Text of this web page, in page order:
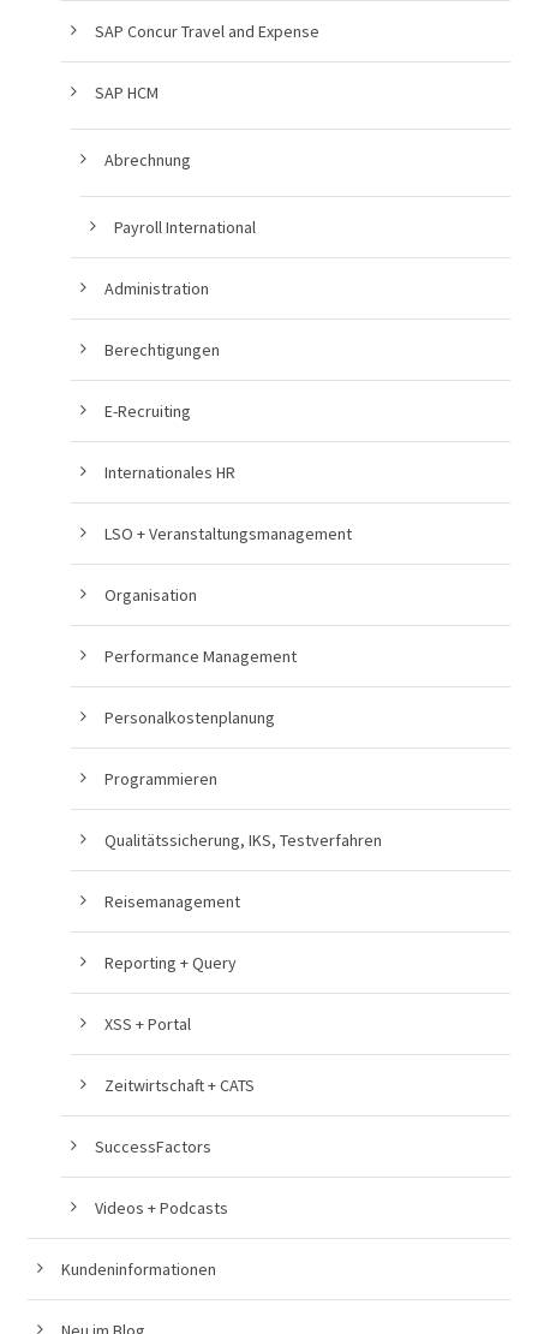
SAP Concur Travel and Expense
SAP HCM
Abrechnung
Payroll International
Administration
Berechtigungen
E-Recruiting
Internationales HR
LSO + Veranstaltungsmanagement
Organisation
Performance Management
Personalkostenplanung
Programmieren
Qualitätssicherung, IKS, Testverfahren
Reisemanagement
Reporting + Query
XSS + Portal
Zeitwirtschaft + CATS
SuccessFactors
Videos + Podcasts
Kundeninformationen